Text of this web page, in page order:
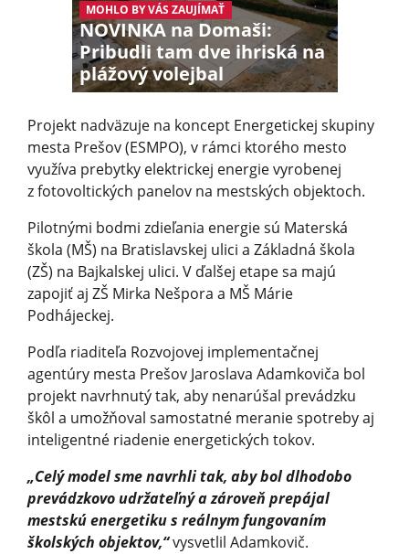
MOHLO BY VÁS ZAUJÍMAŤ
NOVINKA na Domaši:
Pribudli tam dve ihriská na
plážový volejbal
Projekt nadväzuje na koncept Energetickej skupiny
mesta Prešov (ESMPO), v rámci ktorého mesto
využíva prebytky elektrickej energie vyrobenej
z fotovoltických panelov na mestských objektoch.
Pilotnými bodmi zdieľania energie sú Materská
škola (MŠ) na Bratislavskej ulici a Základná škola
(ZŠ) na Bajkalskej ulici. V ďalšej etape sa majú
zapojiť aj ZŠ Mirka Nešpora a MŠ Márie
Podhájeckej.
Podľa riaditeľa Rozvojovej implementačnej
agentúry mesta Prešov Jaroslava Adamkoviča bol
projekt navrhnutý tak, aby nenarúšal prevádzku
škôl a umožňoval samostatné meranie spotreby aj
inteligentné riadenie energetických to­kov.
„Celý model sme navrhli tak, aby bol dlhodobo
prevádzkovo udržateľný a zároveň prepájal
mestskú energetiku s reálnym fungovaním
školských objektov,“vysvetlil Adamkovič.